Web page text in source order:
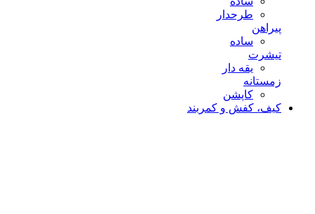
طرحدار
پیراهن
ساده
تیشرت
یقه دار
زمستانه
کاپشن
کیف، کفش و کمربند